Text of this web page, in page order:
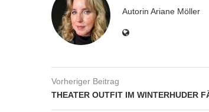
Autorin Ariane Möller
Vorheriger Beitrag
THEATER OUTFIT IM WINTERHUDER